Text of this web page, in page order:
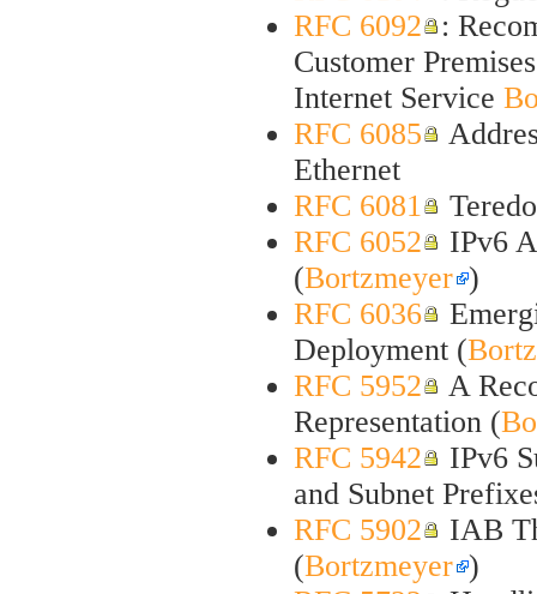
RFC 6092
:
Customer
Internet Service
RFC 6085
Ethernet
RFC 6081
RFC 6052
IPv6
(Bortzmeyer )
RFC 6036
Deployment (
RFC 5952
A
Representation (
RFC 5942
IPv6
and Subnet
RFC 5902
IAB
(Bortzmeyer )